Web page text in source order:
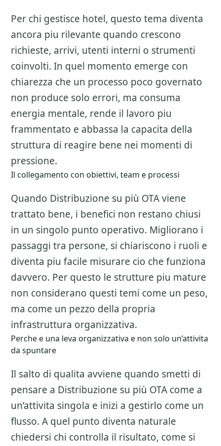
Per chi gestisce hotel, questo tema diventa
ancora piu rilevante quando crescono
richieste, arrivi, utenti interni o strumenti
coinvolti. In quel momento emerge con
chiarezza che un processo poco governato
non produce solo errori, ma consuma
energia mentale, rende il lavoro piu
frammentato e abbassa la capacita della
struttura di reagire bene nei momenti di
pressione.
Il collegamento con obiettivi, team e processi
Quando Distribuzione su più OTA viene
trattato bene, i benefici non restano chiusi
in un singolo punto operativo. Migliorano i
passaggi tra persone, si chiariscono i ruoli e
diventa piu facile misurare cio che funziona
davvero. Per questo le strutture piu mature
non considerano questi temi come un peso,
ma come un pezzo della propria
infrastruttura organizzativa.
Perche e una leva organizzativa e non solo un’attivita
da spuntare
Il salto di qualita avviene quando smetti di
pensare a Distribuzione su più OTA come a
un’attivita singola e inizi a gestirlo come un
flusso. A quel punto diventa naturale
chiedersi chi controlla il risultato, come si